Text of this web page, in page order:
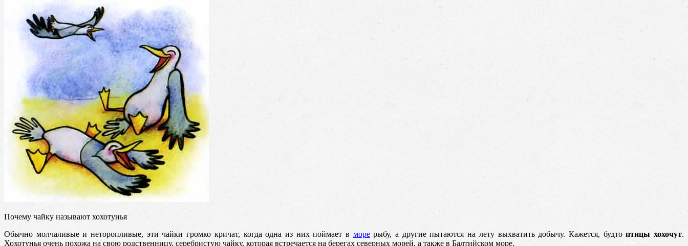
Почему чайку называют хохотунья
Обычно молчаливые и неторопливые, эти чайки громко кричат, когда одна из них поймает в морерыбу, а другие пытаются на лету выхватить добычу. Кажется, будтоптицы хохочут.
Хохотунья очень похожа на свою родственницу, серебристую чайку, которая встречается на берегах северных морей, а также в Балтийском море.